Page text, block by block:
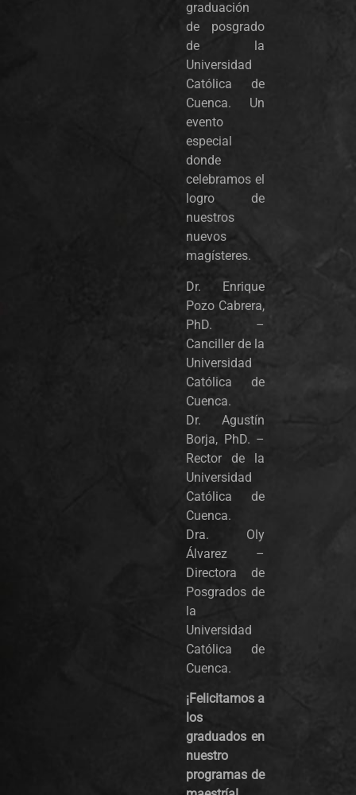
graduación
de posgrado
de la
Universidad
Católica de
Cuenca. Un
evento
especial
donde
celebramos el
logro de
nuestros
nuevos
magísteres.
Dr. Enrique
Pozo Cabrera,
PhD. –
Canciller de la
Universidad
Católica de
Cuenca.
Dr. Agustín
Borja, PhD. –
Rector de la
Universidad
Católica de
Cuenca.
Dra. Oly
Álvarez –
Directora de
Posgrados de
la
Universidad
Católica de
Cuenca.
¡Felicitamos a
los
graduados en
nuestro
programas de